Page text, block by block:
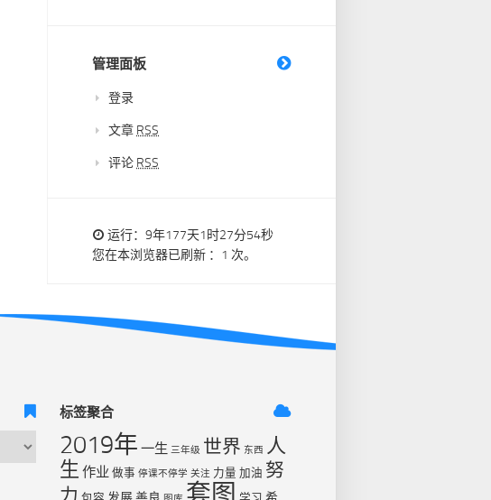
管理面板
登录
文章 RSS
评论 RSS
运行：9年177天1时27分54秒
您在本浏览器已刷新 ：1 次。
标签聚合
2019年 一生 三年级 世界 东西 人
生 作业 做事 停课不停学 关注 力量 加油 努
力
套图